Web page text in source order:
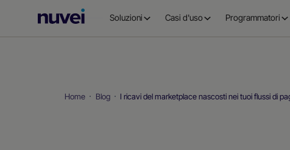
Homepage
Soluzioni Casi d'uso Programmatori
Home Blog I ricavi del marketplace nascosti nei tuoi flussi di